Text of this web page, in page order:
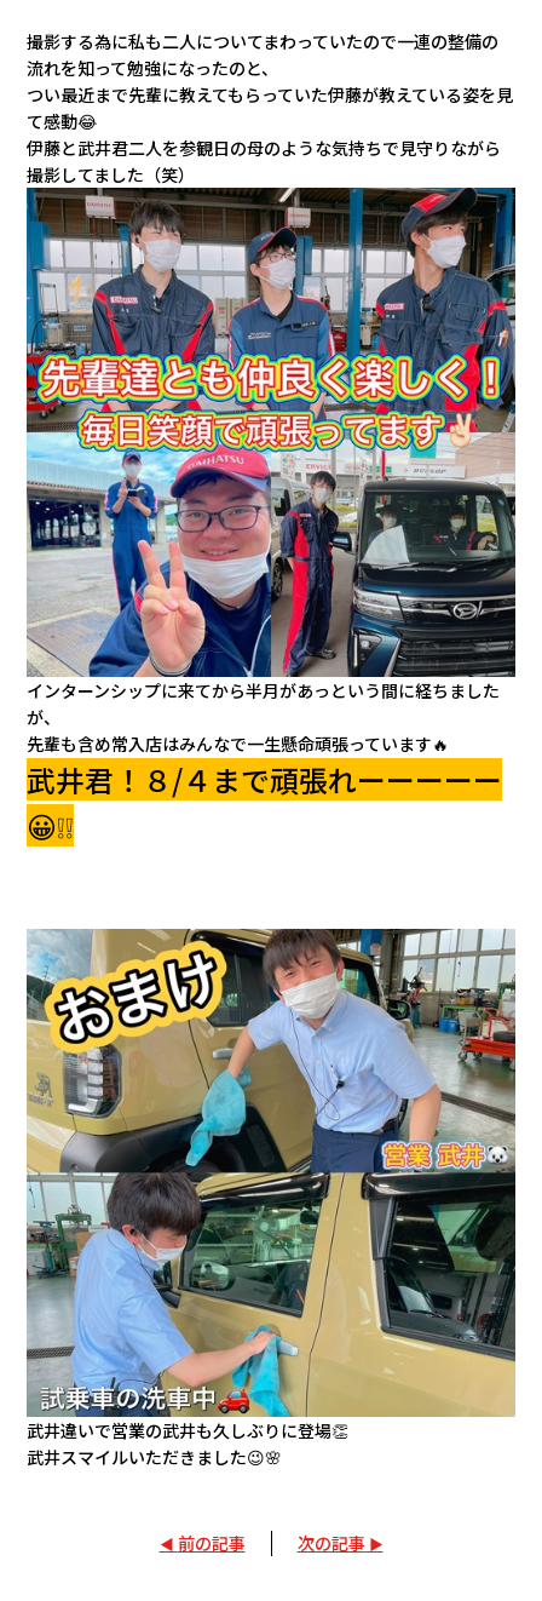
撮影する為に私も二人についてまわっていたので一連の整備の
流れを知って勉強になったのと、
つい最近まで先輩に教えてもらっていた伊藤が教えている姿を見
て感動😂
伊藤と武井君二人を参観日の母のような気持ちで見守りながら
撮影してました（笑）
インターンシップに来てから半月があっという間に経ちました
が、
先輩も含め常入店はみんなで一生懸命頑張っています🔥
武井君！８/４まで頑張れーーーーー
😀❕❕
武井違いで営業の武井も久しぶりに登場👏
武井スマイルいただきました😉🌸
前の記事 次の記事